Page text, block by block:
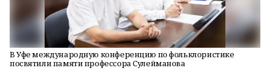
В Уфе международную конференцию по фольклористике
посвятили памяти профессора Сулейманова